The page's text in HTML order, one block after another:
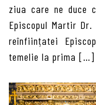
ziua care ne duce
Episcopul Martir
reînființatei
temelie la prima […]